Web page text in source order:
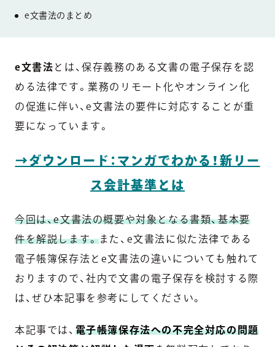
e文書法のまとめ
e文書法 とは、保存義務のある文書の電子保存を認
める法律です。業務のリモート化やオンライン化
の促進に伴い、e文書法の要件に対応することが重
要になっています。
→ダウンロード：マンガでわかる！新リー
ス会計基準とは
今回は、e文書法の概要や対象となる書類、基本要
件を解説します。また、e文書法に似た法律である
電子帳簿保存法とe文書法の違いについても触れて
おりますので、社内で文書の電子保存を検討する際
は、ぜひ本記事を参考にしてください。
本記事では、 電子帳簿保存法への不完全対応の問題